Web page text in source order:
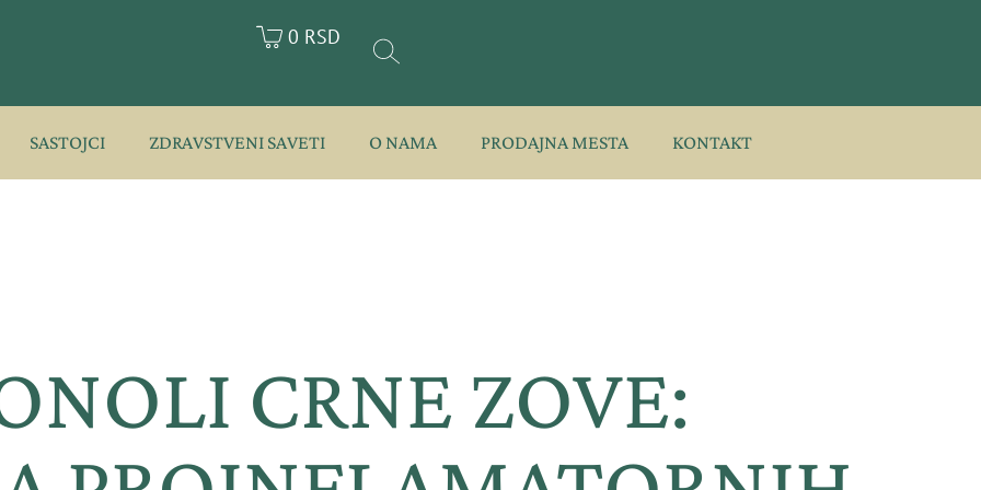
0 RSD
SASTOJCI ZDRAVSTVENI SAVETI O NAMA PRODAJNA MESTA KONTAKT
CRNE ZOVE: